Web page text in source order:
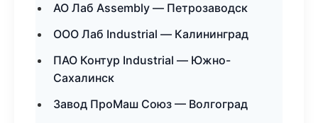
АО Лаб Assembly — Петрозаводск
ООО Лаб Industrial — Калининград
ПАО Контур Industrial — Южно-
Сахалинск
Завод ПроМаш Союз — Волгоград